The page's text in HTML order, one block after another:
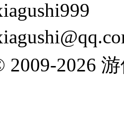
2009-2026